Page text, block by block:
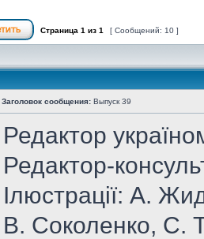
Страница 1 из 1 [ Сообщений: 10 ]
Заголовок сообщения: Выпуск 39
Редактор
Редактор-
Ілюстрації: А.
В. Соколенко, С.